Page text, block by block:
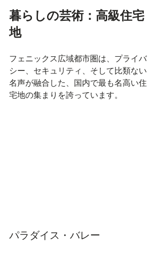
暮らしの芸術：高級住宅
地
フェニックス広域都市圏は、プライバ
シー、セキュリティ、そして比類ない
名声が融合した、国内で最も名高い住
宅地の集まりを誇っています。
パラダイス・バレー